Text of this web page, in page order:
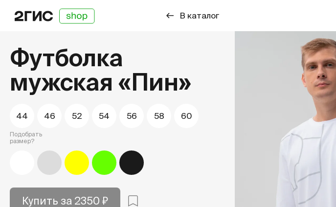
В каталог
Футболка
мужская «Пин»
44 46 52 54 56 58 60
Подобрать
размер?
Белый Светло-серый
ЖёлтыйСалатовый
Купить за 2350 ₽